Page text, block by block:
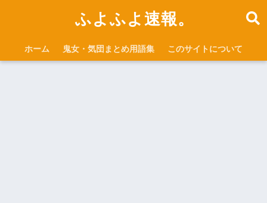
ふよふよ速報。
ホーム 鬼女・気団まとめ用語集 このサイトについて